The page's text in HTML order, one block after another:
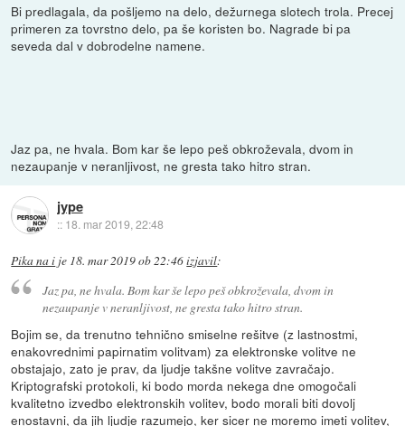
Bi predlagala, da pošljemo na delo, dežurnega slotech trola. Precej
primeren za tovrstno delo, pa še koristen bo. Nagrade bi pa
seveda dal v dobrodelne namene.
Jaz pa, ne hvala. Bom kar še lepo peš obkroževala, dvom in
nezaupanje v neranljivost, ne gresta tako hitro stran.
jype
:: 18. mar 2019, 22:48
Pika na i je 18. mar 2019 ob 22:46izjavil:
Jaz pa, ne hvala. Bom kar še lepo peš obkroževala, dvom in
nezaupanje v neranljivost, ne gresta tako hitro stran.
Bojim se, da trenutno tehnično smiselne rešitve (z lastnostmi,
enakovrednimi papirnatim volitvam) za elektronske volitve ne
obstajajo, zato je prav, da ljudje takšne volitve zavračajo.
Kriptografski protokoli, ki bodo morda nekega dne omogočali
kvalitetno izvedbo elektronskih volitev, bodo morali biti dovolj
enostavni, da jih ljudje razumejo, ker sicer ne moremo imeti volitev,